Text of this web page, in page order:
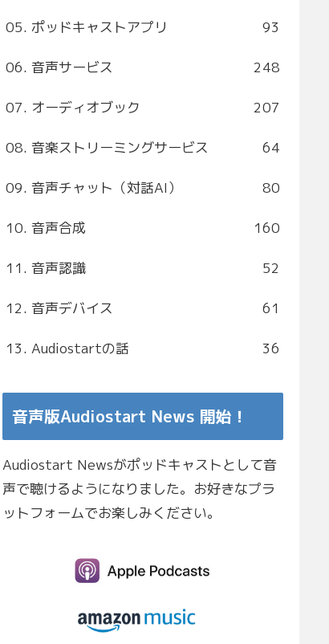
05. ポッドキャストアプリ 93
06. 音声サービス 248
07. オーディオブック 207
08. 音楽ストリーミングサービス 64
09. 音声チャット（対話AI） 80
10. 音声合成 160
11. 音声認識 52
12. 音声デバイス 61
13. Audiostartの話 36
音声版Audiostart News 開始！
Audiostart Newsがポッドキャストとして音
声で聴けるようになりました。お好きなプラ
ットフォームでお楽しみください。